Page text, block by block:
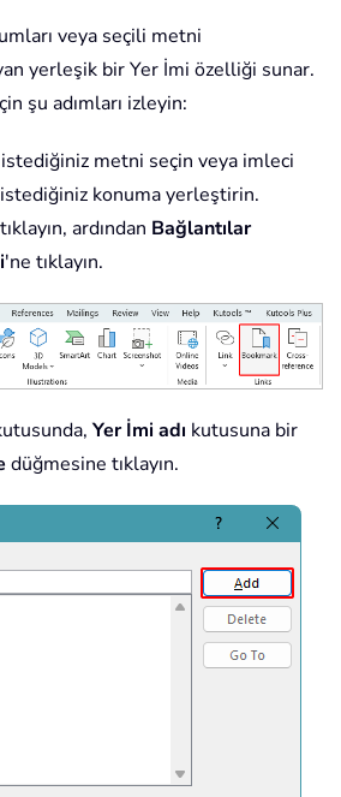
veya seçili metni
yerleşik bir Yer İmi özelliği sunar.
şu adımları izleyin:
metni seçin veya imleci
konuma yerleştirin.
ardından Bağlantılar
'ne tıklayın.
Yer İmi adı kutusuna bir
düğmesine tıklayın.